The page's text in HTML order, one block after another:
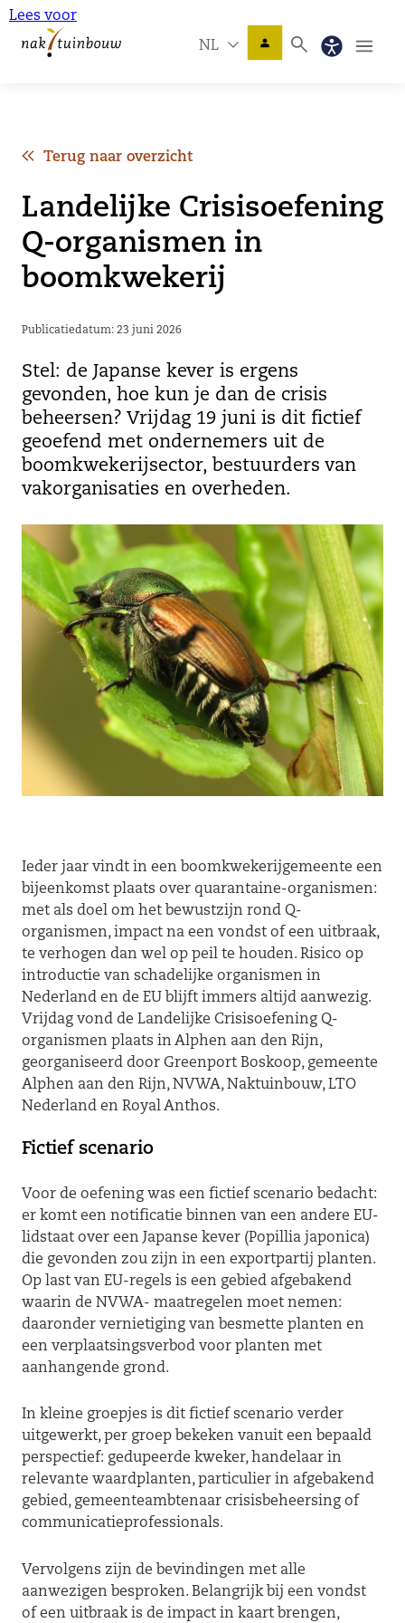
Lees voor
NL
Terug naar overzicht
Landelijke Crisisoefening
Q-organismen in
boomkwekerij
Publicatiedatum: 23 juni 2026
Stel: de Japanse kever is ergens
gevonden, hoe kun je dan de crisis
beheersen? Vrijdag 19 juni is dit fictief
geoefend met ondernemers uit de
boomkwekerijsector, bestuurders van
vakorganisaties en overheden.
Ieder jaar vindt in een boomkwekerijgemeente een
bijeenkomst plaats over quarantaine-organismen:
met als doel om het bewustzijn rond Q-
organismen, impact na een vondst of een uitbraak,
te verhogen dan wel op peil te houden. Risico op
introductie van schadelijke organismen in
Nederland en de EU blijft immers altijd aanwezig.
Vrijdag vond de Landelijke Crisisoefening Q-
organismen plaats in Alphen aan den Rijn,
georganiseerd door Greenport Boskoop, gemeente
Alphen aan den Rijn, NVWA, Naktuinbouw, LTO
Nederland en Royal Anthos.
Fictief scenario
Voor de oefening was een fictief scenario bedacht:
er komt een notificatie binnen van een andere EU-
lidstaat over een Japanse kever (Popillia japonica)
die gevonden zou zijn in een exportpartij planten.
Op last van EU-regels is een gebied afgebakend
waarin de NVWA- maatregelen moet nemen:
daaronder vernietiging van besmette planten en
een verplaatsingsverbod voor planten met
aanhangende grond.
In kleine groepjes is dit fictief scenario verder
uitgewerkt, per groep bekeken vanuit een bepaald
perspectief: gedupeerde kweker, handelaar in
relevante waardplanten, particulier in afgebakend
gebied, gemeenteambtenaar crisisbeheersing of
communicatieprofessionals.
Vervolgens zijn de bevindingen met alle
aanwezigen besproken. Belangrijk bij een vondst
of een uitbraak is de impact in kaart brengen,